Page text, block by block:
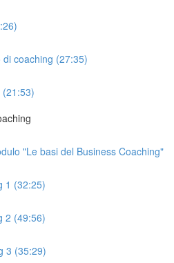
coaching (27:35)
"Le basi del Business Coaching"
1 (32:25)
2 (49:56)
3 (35:29)